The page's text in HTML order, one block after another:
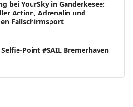
bei YourSky in Ganderkesee:
Action, Adrenalin und
Fallschirmsport
Point #SAIL Bremerhaven